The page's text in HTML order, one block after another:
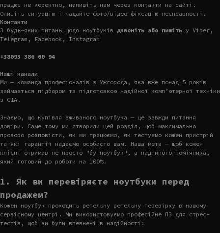
працює не коректно, напишіть нам через контакти на сайті.
Опишіть ситуацію і надайте фото/відео фіксацію несправності.
Контакти
З будь-яких питань щодо ноутбуків дзвоніть або пишіть у Viber,
Telegram, Facebook, Instagram
+38093 386 00 94
Наші канали
Ми — команда професіоналів з Ужгорода, яка вже понад 5 років
займається підбором та підготовкою надійної комп’ютерної техніки
з США.
Знаємо, що купівля вживаного ноутбука — це завжди питання
довіри. Саме тому ми створили цей розділ, щоб максимально
прозоро розповісти, як ми працюємо, як тестуємо кожен пристрій
та які гарантії надаємо особисто вам. Наша мета — щоб кожен
клієнт отримав не просто "бу ноутбук", а надійного помічника,
який готовий до роботи на 100%.
1. Як ви перевіряєте ноутбуки перед
продажем?
Кожен ноутбук проходить ретельну ретельну перевірку в нашому
сервісному центрі. Ми використовуємо професійне ПЗ для стрес-
тестів, щоб ви були впевнені в надійності: